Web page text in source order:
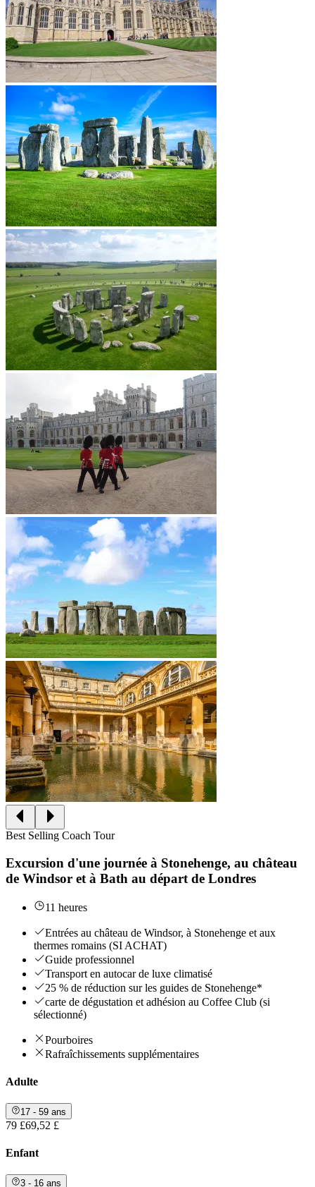
Best Selling Coach Tour
Excursion d'une journée à Stonehenge, au château
de Windsor et à Bath au départ de Londres
11 heures
Entrées au château de Windsor, à Stonehenge et aux
thermes romains (SI ACHAT)
Guide professionnel
Transport en autocar de luxe climatisé
25 % de réduction sur les guides de Stonehenge*
carte de dégustation et adhésion au Coffee Club (si
sélectionné)
Pourboires
Rafraîchissements supplémentaires
Adulte
17 - 59 ans
79 £69,52 £
Enfant
3 - 16 ans